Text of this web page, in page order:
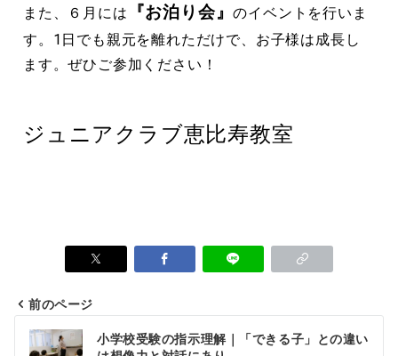
また、６月には
『お泊り会』のイベントを行いま
す。1日でも親元を離れただけで、お子様は成長し
ます。ぜひご参加ください！
ジュニアクラブ恵比寿教室
前のページ
小学校受験の指示理解｜「できる子」との違い